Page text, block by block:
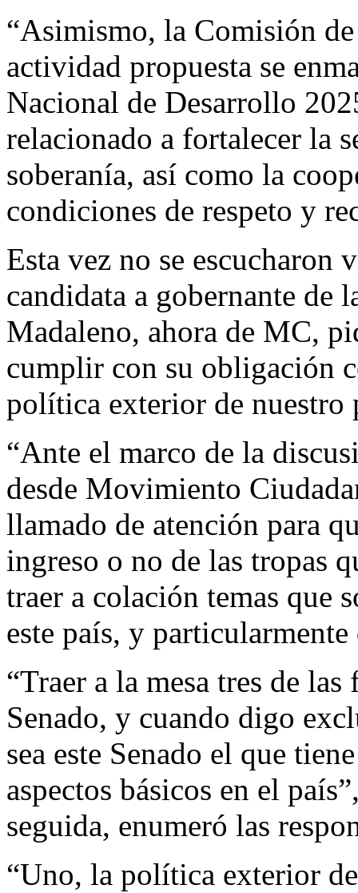
“Asimismo, la Comisión
actividad propuesta se
Nacional de Desarrollo
relacionado a fortalecer la
soberanía, así como la
condiciones de respeto y
Esta vez no se escucharon
candidata a gobernante de
Madaleno, ahora de MC,
cumplir con su obligación
política exterior de nuestro
“Ante el marco de la
desde Movimiento
llamado de atención para
ingreso o no de las tropas
traer a colación temas que
este país, y particularmente
“Traer a la mesa tres de
Senado, y cuando digo
sea este Senado el que
aspectos básicos en el
seguida, enumeró las
“Uno, la política exterior